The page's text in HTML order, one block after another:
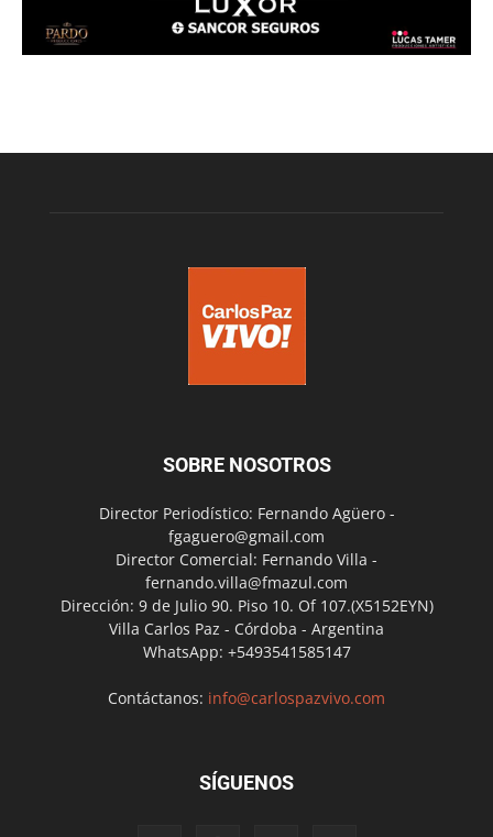
SOBRE NOSOTROS
Director Periodístico: Fernando Agüero -
fgaguero@gmail.com
Director Comercial: Fernando Villa -
fernando.villa@fmazul.com
Dirección: 9 de Julio 90. Piso 10. Of 107.(X5152EYN)
Villa Carlos Paz - Córdoba - Argentina
WhatsApp: +5493541585147
Contáctanos: info@carlospazvivo.com
SÍGUENOS